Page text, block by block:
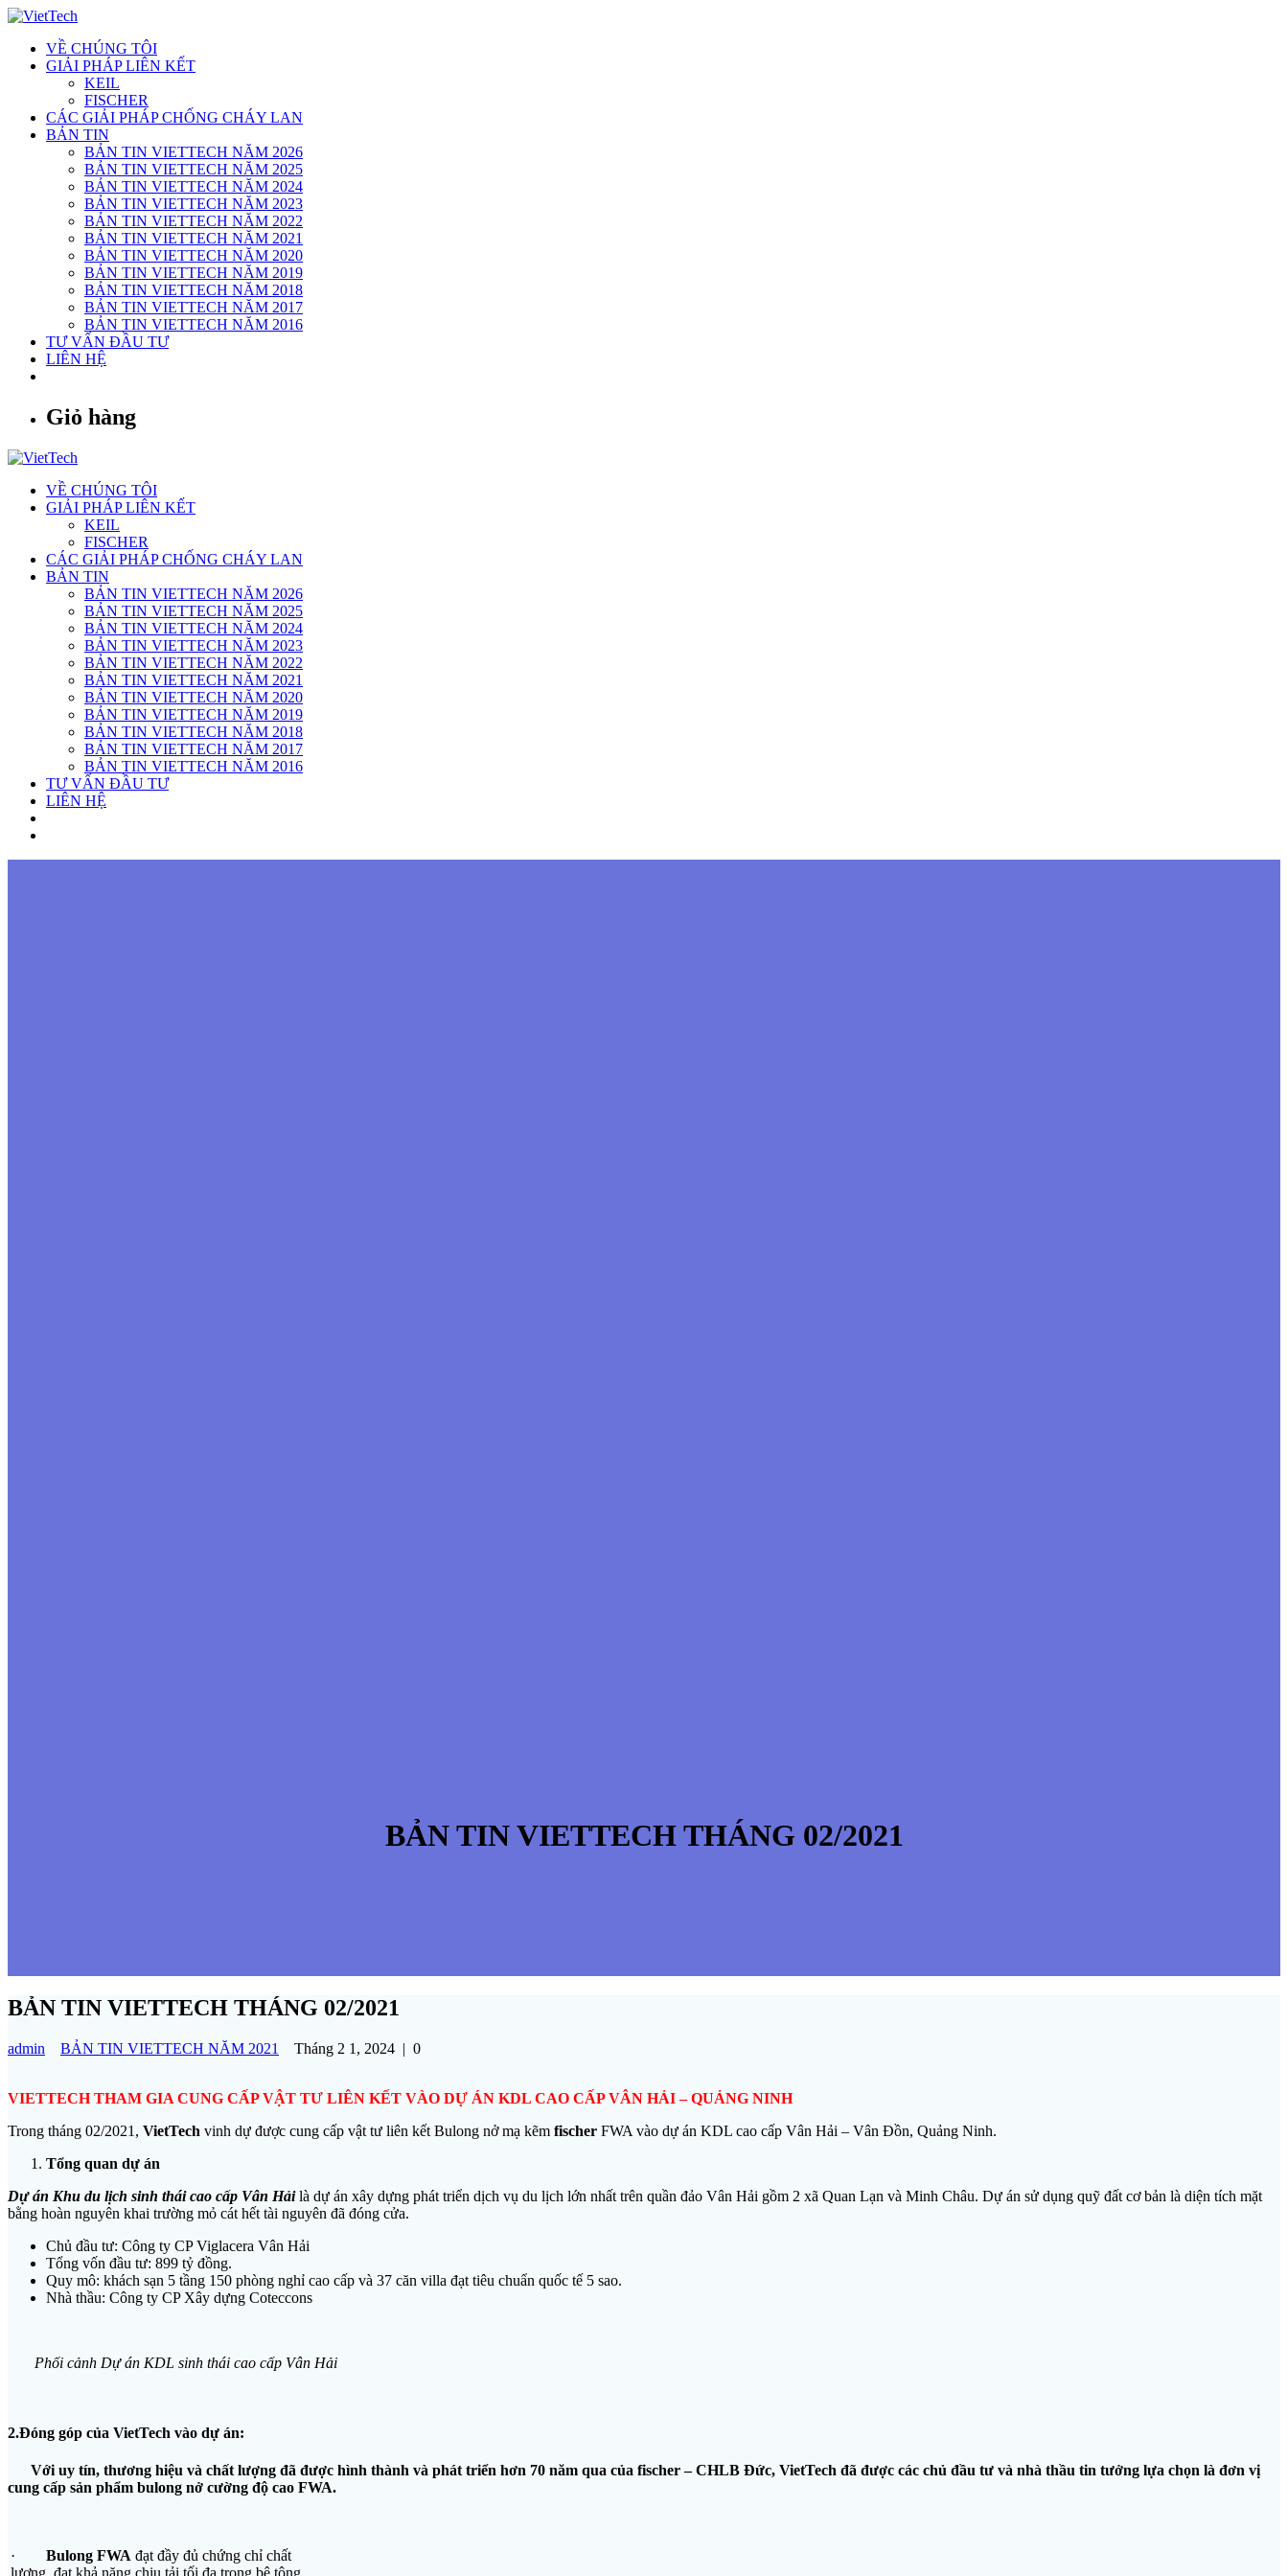
Skip
contentVỀ CHÚNG TÔI
GIẢI PHÁP LIÊN KẾT
KEIL
FISCHER
CÁC GIẢI PHÁP CHỐNG CHÁY LAN
BẢN TIN
BẢN TIN VIETTECH NĂM 2026
BẢN TIN VIETTECH NĂM 2025
BẢN TIN VIETTECH NĂM 2024
BẢN TIN VIETTECH NĂM 2023
BẢN TIN VIETTECH NĂM 2022
BẢN TIN VIETTECH NĂM 2021
BẢN TIN VIETTECH NĂM 2020
BẢN TIN VIETTECH NĂM 2019
BẢN TIN VIETTECH NĂM 2018
BẢN TIN VIETTECH NĂM 2017
BẢN TIN VIETTECH NĂM 2016
TƯ VẤN ĐẦU TƯ
LIÊN HỆ
Giỏ hàng
VỀ CHÚNG TÔI
GIẢI PHÁP LIÊN KẾT
KEIL
FISCHER
CÁC GIẢI PHÁP CHỐNG CHÁY LAN
BẢN TIN
BẢN TIN VIETTECH NĂM 2026
BẢN TIN VIETTECH NĂM 2025
BẢN TIN VIETTECH NĂM 2024
BẢN TIN VIETTECH NĂM 2023
BẢN TIN VIETTECH NĂM 2022
BẢN TIN VIETTECH NĂM 2021
BẢN TIN VIETTECH NĂM 2020
BẢN TIN VIETTECH NĂM 2019
BẢN TIN VIETTECH NĂM 2018
BẢN TIN VIETTECH NĂM 2017
BẢN TIN VIETTECH NĂM 2016
TƯ VẤN ĐẦU TƯ
LIÊN HỆ
BẢN TIN VIETTECH THÁNG 02/2021
BẢN TIN VIETTECH THÁNG 02/2021
admin BẢN TIN VIETTECH NĂM 2021 Tháng 2 1, 2024 | 0
VIETTECH THAM GIA CUNG CẤP VẬT TƯ LIÊN KẾT VÀO DỰ ÁN KDL CAO CẤP VÂN HẢI – QUẢNG NINH
Trong tháng 02/2021, VietTech vinh dự được cung cấp vật tư liên kết Bulong nở mạ kẽm fischer FWA vào dự án KDL cao cấp Vân Hải – Vân Đồn, Quảng Ninh.
Tổng quan dự án
Dự án Khu du lịch sinh thái cao cấp Vân Hảilà dự án xây dựng phát triển dịch vụ du lịch lớn nhất trên quần đảo Vân Hải gồm 2 xã Quan Lạn và Minh Châu. Dự án sử dụng quỹ đất cơ bản là diện tích mặt
bằng hoàn nguyên khai trường mỏ cát hết tài nguyên đã đóng cửa.
Chủ đầu tư: Công ty CP Viglacera Vân Hải
Tổng vốn đầu tư: 899 tỷ đồng.
Quy mô: khách sạn 5 tầng 150 phòng nghỉ cao cấp và 37 căn villa đạt tiêu chuẩn quốc tế 5 sao.
Nhà thầu: Công ty CP Xây dựng Coteccons
Phối cảnh Dự án KDL sinh thái cao cấp Vân Hải
2.Đóng góp của VietTech vào dự án:
Với uy tín, thương hiệu và chất lượng đã được hình thành và phát triển hơn 70 năm qua của fischer – CHLB Đức, VietTech đã được các chủ đầu tư và nhà thầu tin tưởng lựa chọn là đơn vị
cung cấp sản phẩm bulong nở cường độ cao FWA.
· Bulong FWA đạt đầy đủ chứng chỉ chất